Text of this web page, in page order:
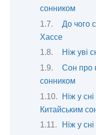
сонником
До чого
Хассе
Ніж уві
Сон про
сонником
Ніж у
Китайським
Ніж у